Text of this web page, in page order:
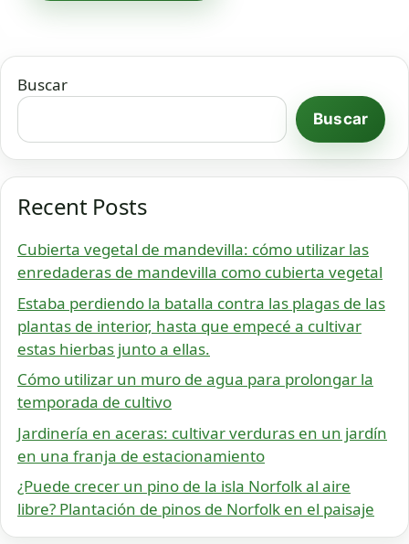
Buscar
Buscar
Recent Posts
Cubierta vegetal de mandevilla: cómo utilizar las
enredaderas de mandevilla como cubierta vegetal
Estaba perdiendo la batalla contra las plagas de las
plantas de interior, hasta que empecé a cultivar
estas hierbas junto a ellas.
Cómo utilizar un muro de agua para prolongar la
temporada de cultivo
Jardinería en aceras: cultivar verduras en un jardín
en una franja de estacionamiento
¿Puede crecer un pino de la isla Norfolk al aire
libre? Plantación de pinos de Norfolk en el paisaje